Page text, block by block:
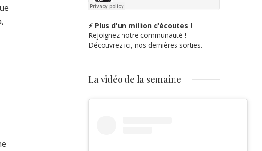
⚡ Plus d'un million d’écoutes !
Rejoignez notre communauté !
Découvrez ici, nos dernières sorties.
La vidéo de la semaine